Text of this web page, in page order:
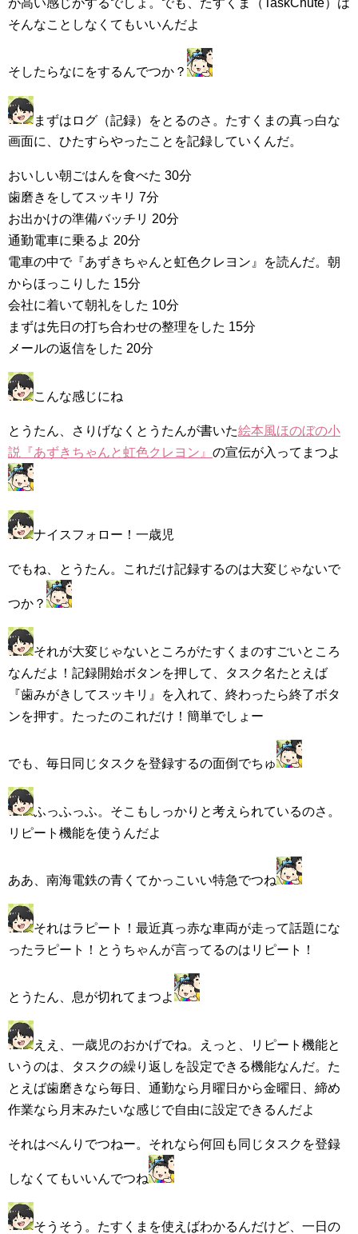
が高い感じがするでしょ。でも、たすくま（TaskChute）は
そんなことしなくてもいいんだよ
そしたらなにをするんでつか？
まずはログ（記録）をとるのさ。たすくまの真っ白な
画面に、ひたすらやったことを記録していくんだ。
おいしい朝ごはんを食べた 30分
歯磨きをしてスッキリ 7分
お出かけの準備バッチリ 20分
通勤電車に乗るよ 20分
電車の中で『あずきちゃんと虹色クレヨン』を読んだ。朝
からほっこりした 15分
会社に着いて朝礼をした 10分
まずは先日の打ち合わせの整理をした 15分
メールの返信をした 20分
こんな感じにね
とうたん、さりげなくとうたんが書いた絵本風ほのぼの小
説『あずきちゃんと虹色クレヨン』 の宣伝が入ってまつよ
ナイスフォロー！一歳児
でもね、とうたん。これだけ記録するのは大変じゃないで
つか？
それが大変じゃないところがたすくまのすごいところ
なんだよ！記録開始ボタンを押して、タスク名たとえば
『歯みがきしてスッキリ』を入れて、終わったら終了ボタ
ンを押す。たったのこれだけ！簡単でしょー
でも、毎日同じタスクを登録するの面倒でちゅ
ふっふっふ。そこもしっかりと考えられているのさ。
リピート機能を使うんだよ
ああ、南海電鉄の青くてかっこいい特急でつね
それはラピート！最近真っ赤な車両が走って話題にな
ったラピート！とうちゃんが言ってるのはリピート！
とうたん、息が切れてまつよ
ええ、一歳児のおかげでね。えっと、リピート機能と
いうのは、タスクの繰り返しを設定できる機能なんだ。た
とえば歯磨きなら毎日、通勤なら月曜日から金曜日、締め
作業なら月末みたいな感じで自由に設定できるんだよ
それはべんりでつねー。それなら何回も同じタスクを登録
しなくてもいいんでつね
そうそう。たすくまを使えばわかるんだけど、一日の